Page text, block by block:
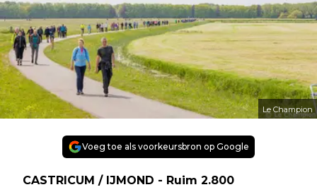
Le Champion
Voeg toe als voorkeursbron op Google
CASTRICUM / IJMOND - Ruim 2.800